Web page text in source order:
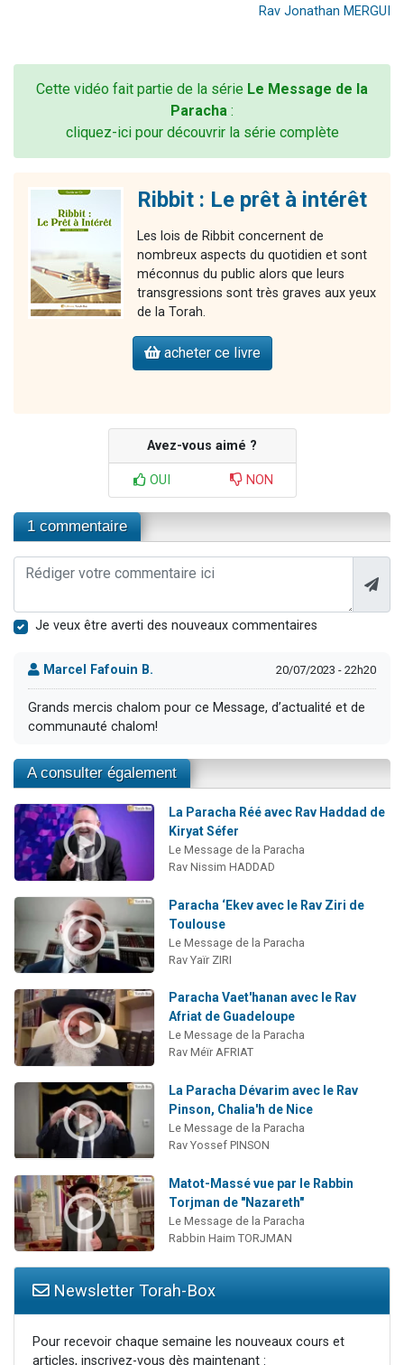
Rav Jonathan MERGUI
Cette vidéo fait partie de la série Le Message de la
Paracha :
cliquez-ici pour découvrir la série complète
Ribbit : Le prêt à intérêt
Les lois de Ribbit concernent de
nombreux aspects du quotidien et sont
méconnus du public alors que leurs
transgressions sont très graves aux yeux
de la Torah.
acheter ce livre
Avez-vous aimé ?
OUI NON
1 commentaire
Je veux être averti des nouveaux commentaires
Marcel Fafouin B. 20/07/2023 - 22h20
Grands mercis chalom pour ce Message, d’actualité et de
communauté chalom!
A consulter également
La Paracha Réé avec Rav Haddad de
Kiryat Séfer
Le Message de la Paracha
Rav Nissim HADDAD
Paracha ‘Ekev avec le Rav Ziri de
Toulouse
Le Message de la Paracha
Rav Yaïr ZIRI
Paracha Vaet'hanan avec le Rav
Afriat de Guadeloupe
Le Message de la Paracha
Rav Méïr AFRIAT
La Paracha Dévarim avec le Rav
Pinson, Chalia'h de Nice
Le Message de la Paracha
Rav Yossef PINSON
Matot-Massé vue par le Rabbin
Torjman de "Nazareth"
Le Message de la Paracha
Rabbin Haim TORJMAN
Newsletter Torah-Box
Pour recevoir chaque semaine les nouveaux cours et
articles, inscrivez-vous dès maintenant :